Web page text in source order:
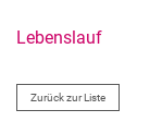
Lebenslauf
Zurück zur Liste